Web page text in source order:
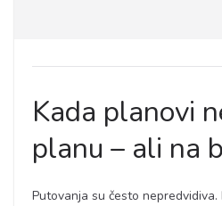
Kada planovi
planu – ali na
Putovanja su često